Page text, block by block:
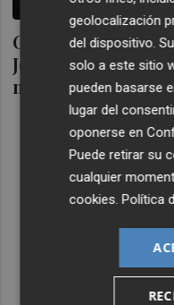
CAMPUS PARTY
John 'Maddog':
mayores
geolocalización
del dispositivo.
solo a este sitio
pueden basarse
lugar del
oponerse en
Puede retirar su
cualquier
cookies .Política